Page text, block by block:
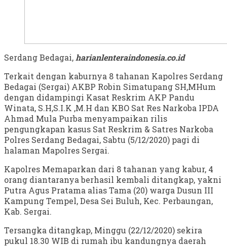
Serdang Bedagai,harianlenteraindonesia.co.id
Terkait dengan kaburnya 8 tahanan Kapolres Serdang
Bedagai (Sergai) AKBP Robin Simatupang SH,MHum
dengan didampingi Kasat Reskrim AKP Pandu
Winata, S.H,S.I.K ,M.H dan KBO Sat Res Narkoba IPDA
Ahmad Mula Purba menyampaikan rilis
pengungkapan kasus Sat Reskrim & Satres Narkoba
Polres Serdang Bedagai, Sabtu (5/12/2020) pagi di
halaman Mapolres Sergai.
Kapolres Memaparkan dari 8 tahanan yang kabur, 4
orang diantaranya berhasil kembali ditangkap, yakni
Putra Agus Pratama alias Tama (20) warga Dusun III
Kampung Tempel, Desa Sei Buluh, Kec. Perbaungan,
Kab. Sergai.
Tersangka ditangkap, Minggu (22/12/2020) sekira
pukul 18.30 WIB di rumah ibu kandungnya daerah